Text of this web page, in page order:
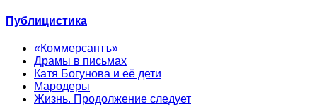
Публицистика
«Коммерсантъ»
Драмы в письмах
Катя Богунова и её дети
Мародеры
Жизнь. Продолжение следует